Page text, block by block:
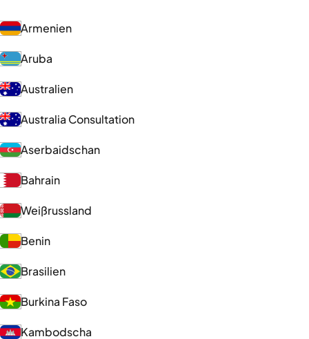
Armenien
Aruba
Australien
Australia Consultation
Aserbaidschan
Bahrain
Weißrussland
Benin
Brasilien
Burkina Faso
Kambodscha